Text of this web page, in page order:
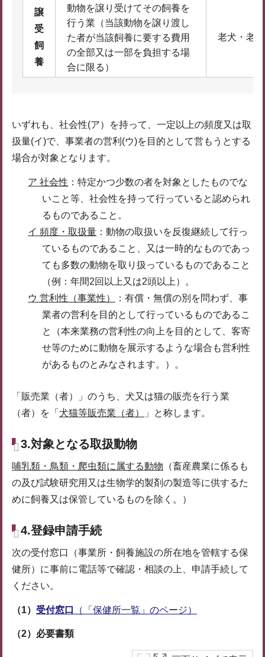
譲
受
飼
養
動物を譲り受けてその飼養を
行う業（当該動物を譲り渡し
た者が当該飼養に要する費用
の全部又は一部を負担する場
合に限る）
老犬・老
いずれも、社会性(ア）を持って、一定以上の頻度又は取
扱量(イ)で、事業者の営利(ウ)を目的として営もうとする
場合が対象となります。
ア 社会性 ：特定かつ少数の者を対象としたものでな
いこと等、社会性を持って行っていると認められ
るものであること。
イ 頻度・取扱量 ：動物の取扱いを反復継続して行っ
ているものであること、又は一時的なものであっ
ても多数の動物を取り扱っているものであること
（例：年間2回以上又は2頭以上）。
ウ 営利性（事業性）
：有償・無償の別を問わず、事
業者の営利を目的として行っているものであるこ
と（本来業務の営利性の向上を目的として、客寄
せ等のために動物を展示するような場合も営利性
があるものとみなされます。）。
「販売業（者）」のうち、犬又は猫の販売を行う業
（者）を「 犬猫等販売業（者） 」と称します。
3.対象となる取扱動物
哺乳類・鳥類・爬虫類に属する動物 （畜産農業に係るも
の及び試験研究用又は生物学的製剤の製造等に供するた
めに飼養又は保管しているものを除く。）
4.登録申請手続
次の受付窓口（事業所・飼養施設の所在地を管轄する保
健所）に事前に電話等で確認・相談の上、申請手続して
ください。
（1） 受付窓口 （「保健所一覧」のページ）
（2）必要書類